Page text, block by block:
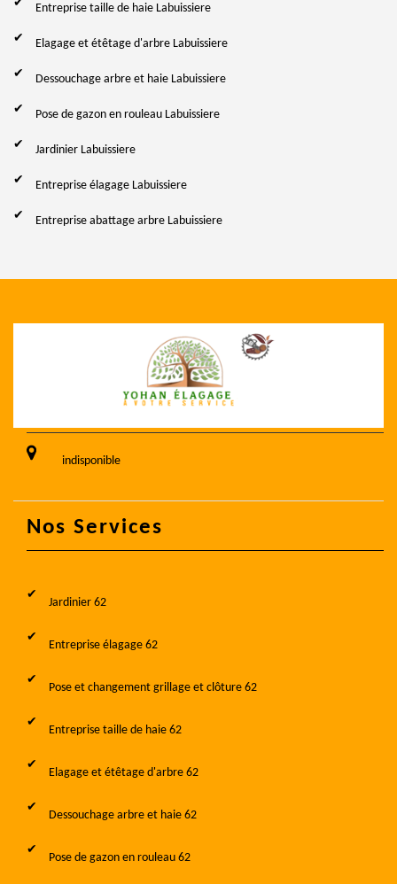
Entreprise taille de haie Labuissiere
Elagage et étêtage d'arbre Labuissiere
Dessouchage arbre et haie Labuissiere
Pose de gazon en rouleau Labuissiere
Jardinier Labuissiere
Entreprise élagage Labuissiere
Entreprise abattage arbre Labuissiere
indisponible
Nos Services
Jardinier 62
Entreprise élagage 62
Pose et changement grillage et clôture 62
Entreprise taille de haie 62
Elagage et étêtage d'arbre 62
Dessouchage arbre et haie 62
Pose de gazon en rouleau 62